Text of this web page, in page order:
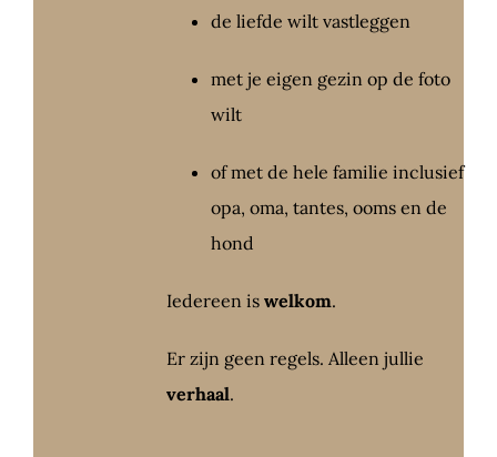
de liefde wilt vastleggen
met je eigen gezin op de foto
wilt
of met de hele familie inclusief
opa, oma, tantes, ooms en de
hond
Iedereen is welkom.
Er zijn geen regels. Alleen jullie
verhaal.